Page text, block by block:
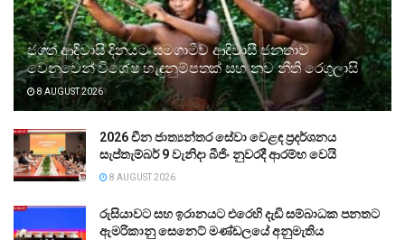
ජගත් ආදිවාසි දිනයට සමගාමීව ආදිවාසී ජනතාව
වෙනුවෙන් විශේෂ හැඳුනුම්පතක් සහ නව නීති රෙගුලාසි
8 AUGUST 2026
2026 චීන ජාත්‍යන්තර සේවා වෙළඳ ප්‍රදර්ශනය
සැප්තැම්බර් 9 වැනිදා බීජිං නුවරදී ආරම්භ වෙයි
8 AUGUST 2026
රුසියාවට සහ ඉරානයට එරෙහි දැඩි සම්බාධක පනතට
ඇමරිකානු සෙනෙට් මණ්ඩලයේ අනුමැතිය